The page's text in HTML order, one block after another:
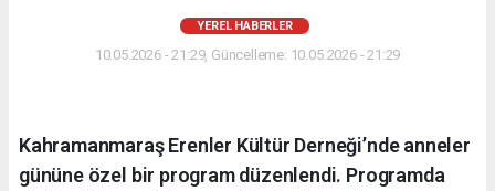
YEREL HABERLER
10.05.2026 - 21:29, Güncelleme: 10.05.2026 - 21:29
Kahramanmaraş Erenler Kültür Derneği’nde anneler
gününe özel bir program düzenlendi. Programda